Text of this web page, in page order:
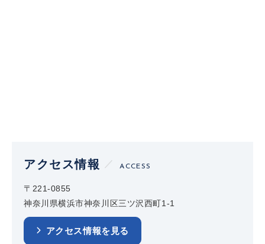
アクセス情報 ACCESS
〒221-0855
神奈川県横浜市神奈川区三ツ沢西町1-1
アクセス情報を見る